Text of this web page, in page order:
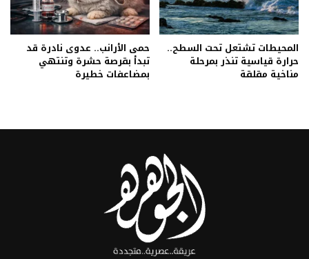
المحيطات تشتعل تحت السطح..
حرارة قياسية تنذر بمرحلة
مناخية مقلقة
حمى الأرانب.. عدوى نادرة قد
تبدأ بقرصة حشرة وتنتهي
بمضاعفات خطيرة